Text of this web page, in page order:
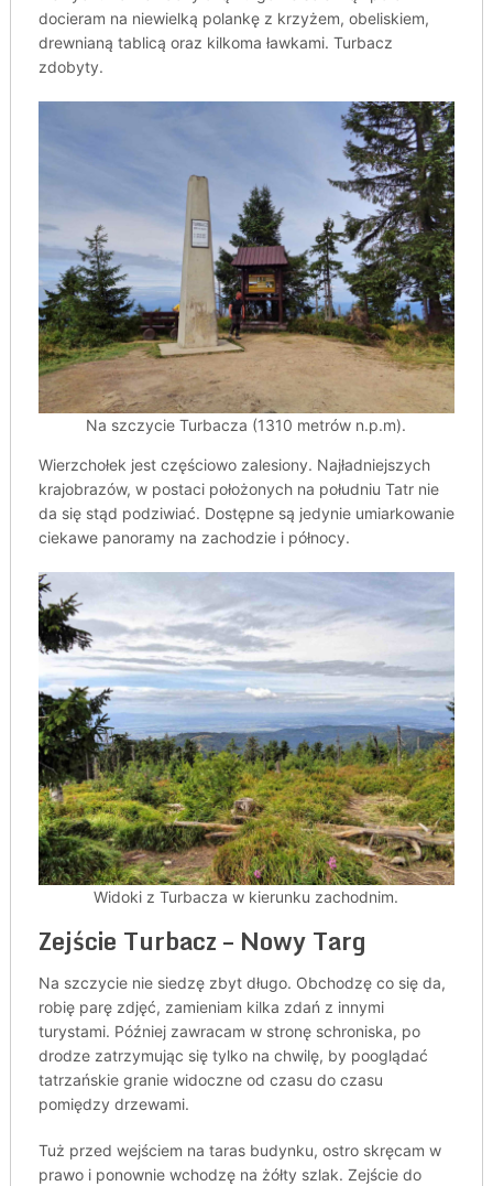
docieram na niewielką polankę z krzyżem, obeliskiem,
drewnianą tablicą oraz kilkoma ławkami. Turbacz
zdobyty.
Na szczycie Turbacza (1310 metrów n.p.m).
Wierzchołek jest częściowo zalesiony. Najładniejszych
krajobrazów, w postaci położonych na południu Tatr nie
da się stąd podziwiać. Dostępne są jedynie umiarkowanie
ciekawe panoramy na zachodzie i północy.
Widoki z Turbacza w kierunku zachodnim.
Zejście Turbacz – Nowy Targ
Na szczycie nie siedzę zbyt długo. Obchodzę co się da,
robię parę zdjęć, zamieniam kilka zdań z innymi
turystami. Później zawracam w stronę schroniska, po
drodze zatrzymując się tylko na chwilę, by pooglądać
tatrzańskie granie widoczne od czasu do czasu
pomiędzy drzewami.
Tuż przed wejściem na taras budynku, ostro skręcam w
prawo i ponownie wchodzę na żółty szlak. Zejście do